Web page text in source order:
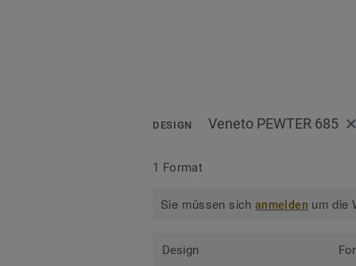
DESIGN Veneto PEWTER 685
1 Format
Sie müssen sichanmelden um die
Design